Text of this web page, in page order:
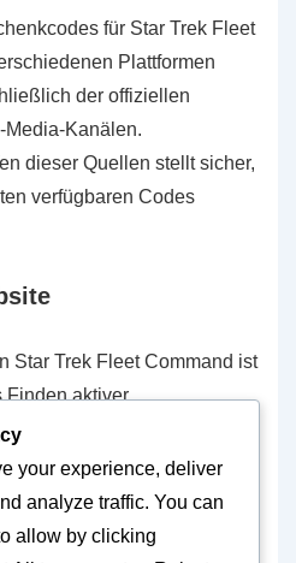
für Star Trek Fleet
Plattformen
der offiziellen
Kanälen.
dieser Quellen stellt sicher,
verfügbaren Codes
Star Trek Fleet Command ist
Finden aktiver
veröffentlichen oft
oder Updates,
der Seite Ihnen helfen
zu erfassen. Suchen
your experience, deliver
analyze traffic. You can
allow by clicking